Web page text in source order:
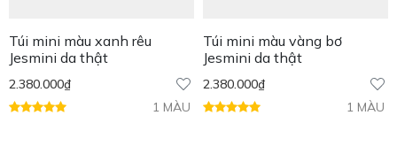
Túi mini màu xanh rêu
Jesmini da thật
2.380.000₫
1 MÀU
Túi mini màu vàng bơ
Jesmini da thật
2.380.000₫
1 MÀU